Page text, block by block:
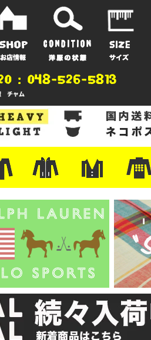
ロェームス/ルミノア
ーマル/ラグビー
・プリント/半袖/スウェット
・チャンピオン/リバース
・パーカー ・デニム/コットン
・アウトドア/フリース
・ジャージ/ナイロン
・ミリタリー/ワーク
・ウール/レザー
・スーツ/ジレ